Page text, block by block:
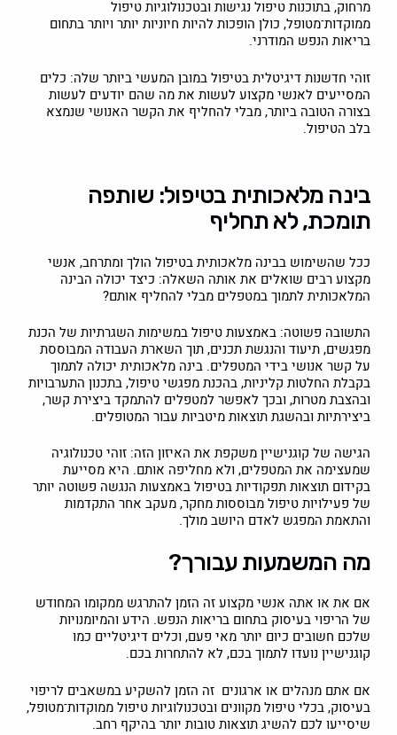
מרחוק, בתוכנות טיפול נגישות ובטכנולוגיות טיפול
ממוקדות־מטופל, כולן הופכות להיות חיוניות יותר ויותר בתחום
בריאות הנפש המודרני.
זוהי חדשנות דיגיטלית בטיפול במובן המעשי ביותר שלה: כלים
המסייעים לאנשי מקצוע לעשות את מה שהם יודעים לעשות
בצורה הטובה ביותר, מבלי להחליף את הקשר האנושי שנמצא
בלב הטיפול.
בינה מלאכותית בטיפול: שותפה
תומכת, לא תחליף
ככל שהשימוש בבינה מלאכותית בטיפול הולך ומתרחב, אנשי
מקצוע רבים שואלים את אותה השאלה: כיצד יכולה הבינה
המלאכותית לתמוך במטפלים מבלי להחליף אותם?
התשובה פשוטה: באמצעות טיפול במשימות השגרתיות של הכנת
מפגשים, תיעוד והנגשת תכנים, תוך השארת העבודה המבוססת
על קשר אנושי בידי המטפלים. בינה מלאכותית יכולה לתמוך
בקבלת החלטות קליניות, בהכנת מפגשי טיפול, בתכנון התערבויות
ובהצבת מטרות, ובכך לאפשר למטפלים להתמקד ביצירת קשר,
ביצירתיות ובהשגת תוצאות מיטביות עבור המטופלים.
הגישה של קוגנישיין משקפת את האיזון הזה: זוהי טכנולוגיה
שמעצימה את המטפלים, ולא מחליפה אותם. היא מסייעת
בקידום תוצאות תפקודיות בטיפול באמצעות הנגשה פשוטה יותר
של פעילויות טיפול מבוססות מחקר, מעקב אחר התקדמות
והתאמת המפגש לאדם היושב מולך.
מה המשמעות עבורך?
אם את או אתה אנשי מקצוע זה הזמן להתרגש ממקומו המחודש
של הריפוי בעיסוק בתחום בריאות הנפש. הידע והמיומנויות
שלכם חשובים כיום יותר מאי פעם, וכלים דיגיטליים כמו
קוגנישיין נועדו לתמוך בכם, לא להתחרות בכם.
אם אתם מנהלים או ארגונים זה הזמן להשקיע במשאבים לריפוי
בעיסוק, בכלי טיפול מקוונים ובטכנולוגיות טיפול ממוקדות־מטופל,
שיסייעו לכם להשיג תוצאות טובות יותר בהיקף רחב.